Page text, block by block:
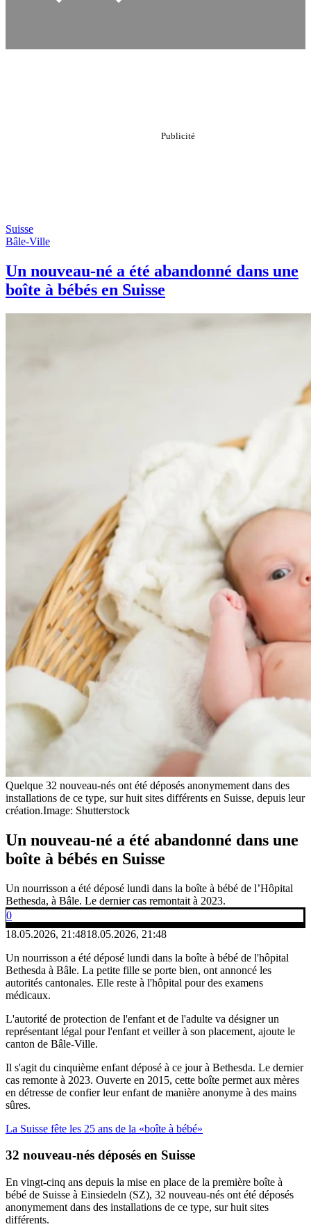
Suisse
Bâle-Ville
Un nouveau-né a été abandonné dans une
boîte à bébés en Suisse
Quelque 32 nouveau-nés ont été déposés anonymement dans des
installations de ce type, sur huit sites différents en Suisse, depuis leur
création.Image: Shutterstock
Un nouveau-né a été abandonné dans une
boîte à bébés en Suisse
Un nourrisson a été déposé lundi dans la boîte à bébé de l’Hôpital
Bethesda, à Bâle. Le dernier cas remontait à 2023.
0
18.05.2026, 21:4818.05.2026, 21:48
Un nourrisson a été déposé lundi dans la boîte à bébé de l'hôpital
Bethesda à Bâle. La petite fille se porte bien, ont annoncé les
autorités cantonales. Elle reste à l'hôpital pour des examens
médicaux.
L'autorité de protection de l'enfant et de l'adulte va désigner un
représentant légal pour l'enfant et veiller à son placement, ajoute le
canton de Bâle-Ville.
Il s'agit du cinquième enfant déposé à ce jour à Bethesda. Le dernier
cas remonte à 2023. Ouverte en 2015, cette boîte permet aux mères
en détresse de confier leur enfant de manière anonyme à des mains
sûres.
La Suisse fête les 25 ans de la «boîte à bébé»
32 nouveau-nés déposés en Suisse
En vingt-cinq ans depuis la mise en place de la première boîte à
bébé de Suisse à Einsiedeln (SZ), 32 nouveau-nés ont été déposés
anonymement dans des installations de ce type, sur huit sites
différents.